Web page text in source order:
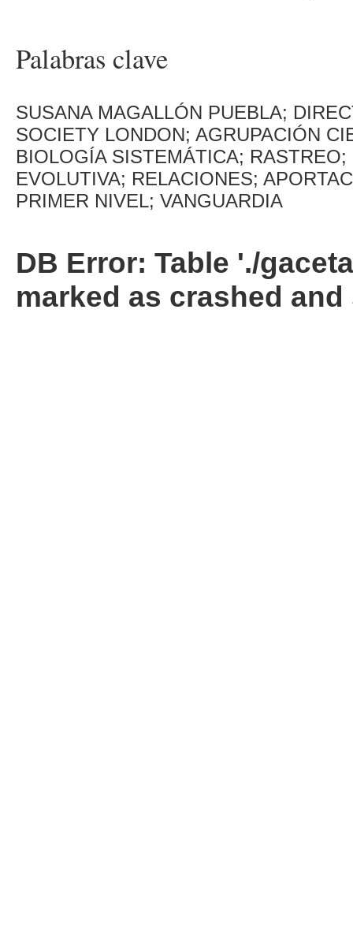
Palabras clave
SUSANA MAGALLÓN PUEBLA;
SOCIETY LONDON; AGRUPACIÓN
BIOLOGÍA SISTEMÁTICA;
EVOLUTIVA; RELACIONES;
PRIMER NIVEL; VANGUARDIA
DB Error: Table './
marked as crashed